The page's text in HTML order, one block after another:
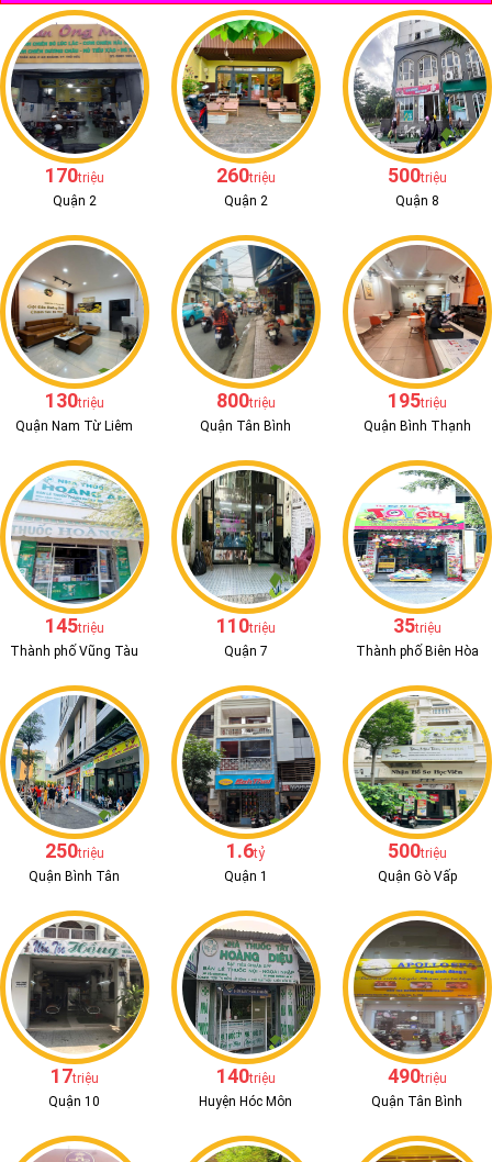
170triệu
Quận 2
260triệu
Quận 2
500triệu
Quận 8
130triệu
Quận Nam Từ Liêm
800triệu
Quận Tân Bình
195triệu
Quận Bình Thạnh
145triệu
Thành phố Vũng Tàu
110triệu
Quận 7
35triệu
Thành phố Biên Hòa
250triệu
Quận Bình Tân
1.6tỷ
Quận 1
500triệu
Quận Gò Vấp
17triệu
Quận 10
140triệu
Huyện Hóc Môn
490triệu
Quận Tân Bình